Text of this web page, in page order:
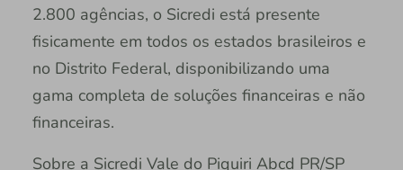
2.800 agências, o Sicredi está presente
fisicamente em todos os estados brasileiros e
no Distrito Federal, disponibilizando uma
gama completa de soluções financeiras e não
financeiras.
Sobre a Sicredi Vale do Piquiri Abcd PR/SP